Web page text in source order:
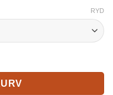
RYD
220cm antal